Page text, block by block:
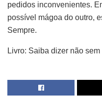
pedidos inconvenientes.
possível mágoa do outro,
Sempre.
Livro: Saiba dizer não